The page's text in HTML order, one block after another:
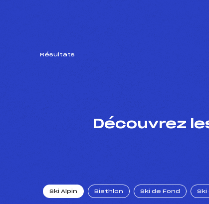
Résultats
Découvrez
Ski Alpin Biathlon Ski de Fond Ski